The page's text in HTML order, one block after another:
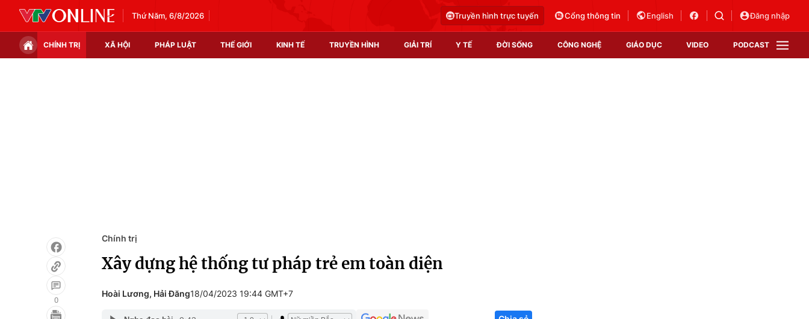
Thứ Năm, 6/8/2026 Truyền hình trực tuyến Cổng thông tin English Đăng nhập
CHÍNH TRỊ XÃ HỘI PHÁP LUẬT THẾ GIỚI KINH TẾ TRUYỀN HÌNH GIẢI TRÍ Y TẾ ĐỜI SỐNG CÔNG NGHỆ GIÁO DỤC VIDEO PODCAST
0
Chính trị
Xây dựng hệ thống tư pháp trẻ em toàn diện
Hoài Lương, Hải Đăng18/04/2023 19:44 GMT+7